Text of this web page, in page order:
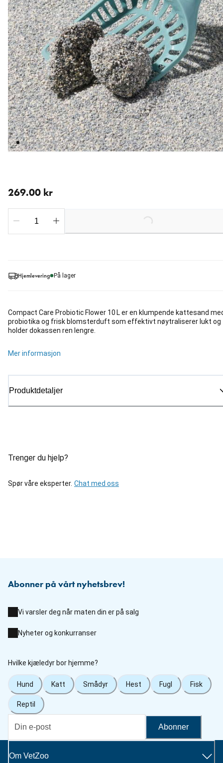
Hjemlevering På lager
Compact Care Probiotic Flower 10 L er en klumpende kattesand
probiotika og frisk blomsterduft som effektivt nøytraliserer lukt og
holder dokassen ren lengre.
Mer informasjon
Produktdetaljer
Trenger du hjelp?
Spør våre eksperter. Chat med oss
269.00 kr
Loading...
Abonner på vårt nyhetsbrev!
Vi varsler deg når maten din er på salg
Nyheter og konkurranser
Hvilke kjæledyr bor hjemme?
Hund Katt Smådyr Hest Fugl Fisk
Reptil
Abonner
Om VetZoo